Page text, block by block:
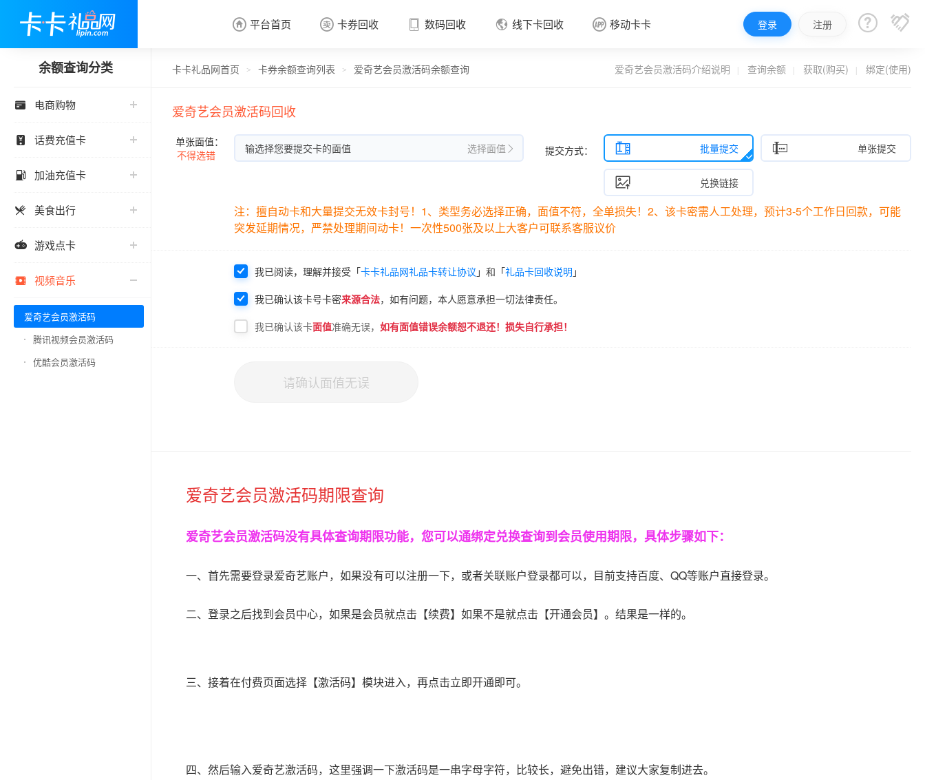
 平台首页  卡券回收
 卡券回收
 数码回收  线下卡回收  移动卡卡 登录 注册  
余额查询分类
 电商购物
 话费充值卡
 加油充值卡
 美食出行
 游戏点卡
 视频音乐
爱奇艺会员激活码
腾讯视频会员激活码
优酷会员激活码
爱奇艺会员激活码介绍说明 查询余额 获取(购买) 绑定(使用)
卡卡礼品网首页 > 卡券余额查询列表 > 爱奇艺会员激活码余额查询
爱奇艺会员激活码回收
单张面值：
不得选错
输选择您要提交卡的面值 选择面值  提交方式：  批量提交  单张提交
 兑换链接
注：擅自动卡和大量提交无效卡封号！1、类型务必选择正确，面值不符，全单损失！2、该卡密需人工处理，预计3-5个工作日回款，可能
突发延期情况，严禁处理期间动卡！一次性500张及以上大客户可联系客服议价
我已阅读，理解并接受「卡卡礼品网礼品卡转让协议 」和「礼品卡回收说明 」
我已确认该卡号卡密来源合法，如有问题，本人愿意承担一切法律责任。
我已确认该卡面值准确无误， 如有面值错误余额恕不退还！损失自行承担！
请确认面值无误
爱奇艺会员激活码期限查询
爱奇艺会员激活码没有具体查询期限功能，您可以通绑定兑换查询到会员使用期限，具体步骤如下：
一、首先需要登录爱奇艺账户，如果没有可以注册一下，或者关联账户登录都可以，目前支持百度、QQ等账户直接登录。
二、登录之后找到会员中心，如果是会员就点击【续费】如果不是就点击【开通会员】。结果是一样的。
三、接着在付费页面选择【激活码】模块进入，再点击立即开通即可。
四、然后输入爱奇艺激活码，这里强调一下激活码是一串字母字符，比较长，避免出错，建议大家复制进去。